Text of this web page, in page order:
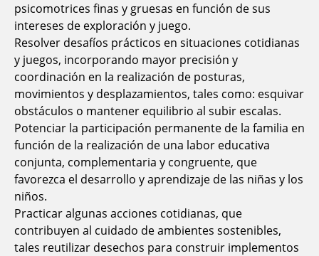
psicomotrices finas y gruesas en función de sus
intereses de exploración y juego.
Resolver desafíos prácticos en situaciones cotidianas
y juegos, incorporando mayor precisión y
coordinación en la realización de posturas,
movimientos y desplazamientos, tales como: esquivar
obstáculos o mantener equilibrio al subir escalas.
Potenciar la participación permanente de la familia en
función de la realización de una labor educativa
conjunta, complementaria y congruente, que
favorezca el desarrollo y aprendizaje de las niñas y los
niños.
Practicar algunas acciones cotidianas, que
contribuyen al cuidado de ambientes sostenibles,
tales reutilizar desechos para construir implementos